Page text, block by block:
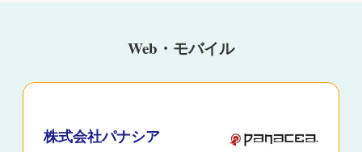
Web・モバイル
株式会社パナシア